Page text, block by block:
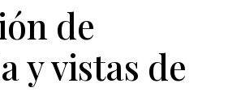
de
y vistas de